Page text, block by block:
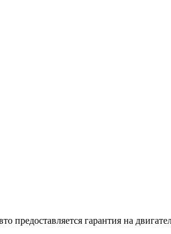
гарантия на